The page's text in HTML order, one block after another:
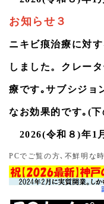
HIFU)の中の脂肪を破
に細分化し提供する
＋０～５（Grade0～
ものが、ひなたドッ
リニアハイフの出力
（Grade0～2）と名
スタッフ（受付事務
ださい。
2026.01.23
４月には、アメリカ
お知らせ３
ニキビ痕治療に対
しました。クレー
療です｡サブシジョ
なお効果的です｡ (下
2026(令和８)年1
PCでご覧の方､不鮮明な